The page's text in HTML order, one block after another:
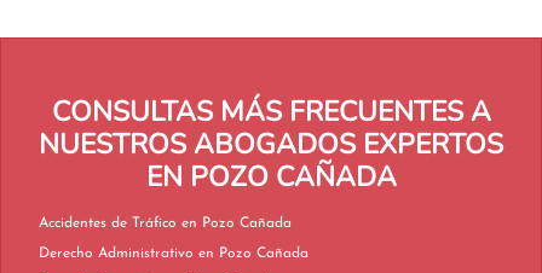
CONSULTAS MÁS FRECUENTES A
NUESTROS ABOGADOS EXPERTOS
EN POZO CAÑADA
Accidentes de Tráfico en Pozo Cañada
Derecho Administrativo en Pozo Cañada